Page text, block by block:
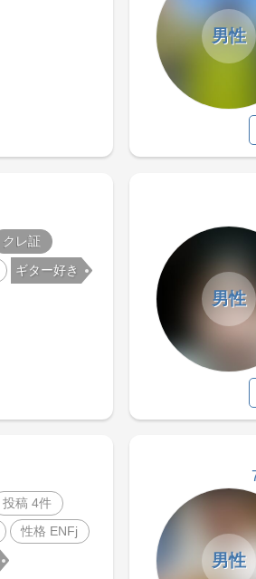
男性
クレ証
ギター好き
男性
投稿 4件
性格 ENFj
男性